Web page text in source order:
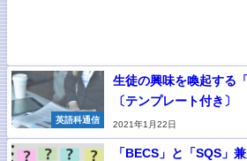
英語科通信
生徒の興味を喚起する
〔テンプレート付き〕
2021年1月22日
「BECS」と「SQS」